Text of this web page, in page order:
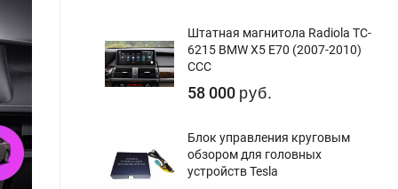
Штатная магнитола Radiola TC-
6215 BMW X5 E70 (2007-2010)
CCC
58 000 руб.
Блок управления круговым
обзором для головных
устройств Tesla